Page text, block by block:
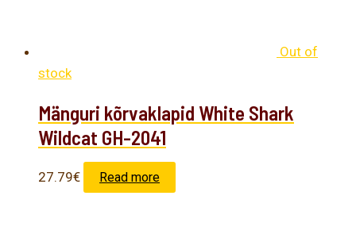
Out of
stock
Mänguri kõrvaklapid White Shark
Wildcat GH-2041
27.79€ Read more